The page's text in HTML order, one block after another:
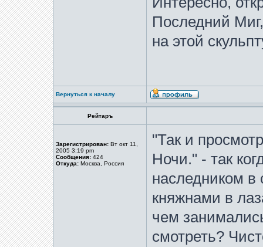
Последний
на этой
Вернуться к началу
Рейтаръ
Зарегистрирован: Вт окт 11,
2005 3:19 pm
Сообщения: 424
Откуда: Москва, Россия
"Так и
Ночи." - так
наследником в
княжнами в
чем
смотреть?